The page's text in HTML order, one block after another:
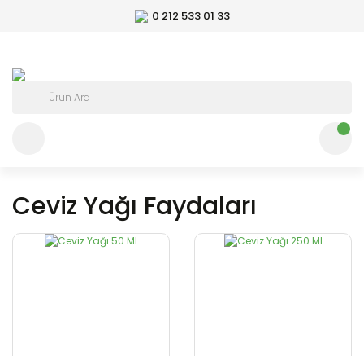
0 212 533 01 33
Ceviz Yağı Faydaları